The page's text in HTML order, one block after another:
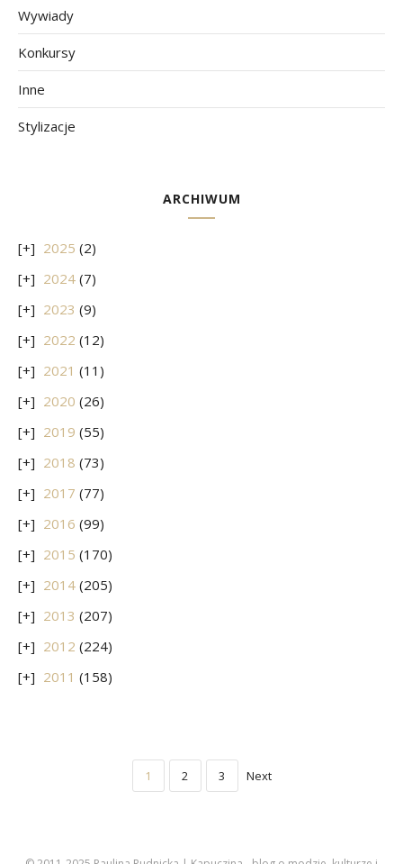
Wywiady
Konkursy
Inne
Stylizacje
ARCHIWUM
2025 (2)
2024 (7)
2023 (9)
2022 (12)
2021 (11)
2020 (26)
2019 (55)
2018 (73)
2017 (77)
2016 (99)
2015 (170)
2014 (205)
2013 (207)
2012 (224)
2011 (158)
1 2 3 Next